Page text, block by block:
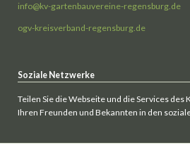
info@kv-gartenbauvereine-regensburg.de
ogv-kreisverband-regensburg.de
Soziale Netzwerke
Teilen Sie die Webseite und die Services
Ihren Freunden und Bekannten in den